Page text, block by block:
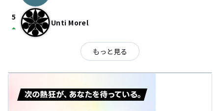
5
arrow_drop_up Unti Morel
もっと見る